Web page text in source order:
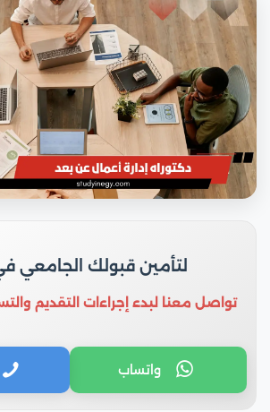
لتأمين قبولك الجامعي
تواصل معنا لبدء إجراءات التقديم
واتساب